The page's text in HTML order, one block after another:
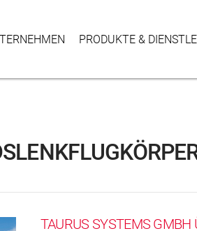
PRODUKTE &
TAURUS SYSTEMS GMBH